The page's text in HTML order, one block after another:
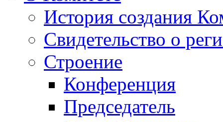
История создания
Свидетельство о
Строение
Конференция
Председатель